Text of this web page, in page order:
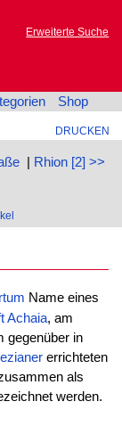
Erweiterte Suche
Shop
DRUCKEN
| Rhion [2] >>
Name eines
Achaia, am
gegenüber in
errichteten
als
werden.